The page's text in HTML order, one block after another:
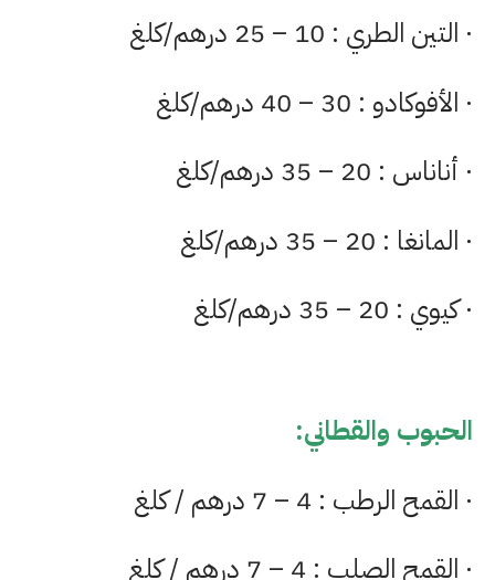
· التين الطري : 10 – 25 درهم/كلغ
· الأفوكادو : 30 – 40 درهم/كلغ
· أناناس : 20 – 35 درهم/كلغ
· المانغا : 20 – 35 درهم/كلغ
· كيوي : 20 – 35 درهم/كلغ
الحبوب والقطاني:
· القمح الرطب : 4 – 7 درهم / كلغ
· القمح الصلب : 4 – 7 درهم / كلغ